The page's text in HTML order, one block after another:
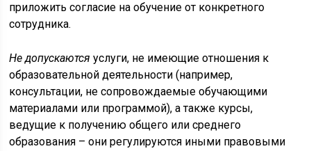
приложить согласие на обучение от конкретного
сотрудника.
Не допускаются услуги, не имеющие отношения к
образовательной деятельности (например,
консультации, не сопровождаемые обучающими
материалами или программой), а также курсы,
ведущие к получению общего или среднего
образования – они регулируются иными правовыми